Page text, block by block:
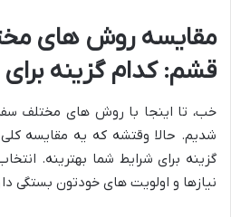
مقایسه روش های
قشم: کدام گزینه
خب، تا اینجا با روش های مختلف
شدیم. حالا وقتشه که یه مقایسه
گزینه برای شرایط شما بهترینه.
نیازها و اولویت های خودتون بستگی